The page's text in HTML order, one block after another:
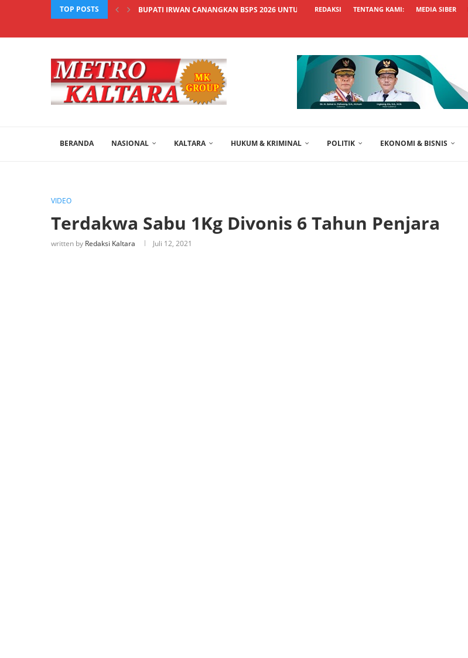
TOP POSTS BUPATI IRWAN CANANGKAN BSPS 2026 UNTUK WUJUDKAN HUNIAN...
REDAKSI TENTANG KAMI: MEDIA SIBER
BERANDA NASIONAL KALTARA HUKUM & KRIMINAL POLITIK EKONOMI & BISNIS
VIDEO
Terdakwa Sabu 1Kg Divonis 6 Tahun Penjara
written by Redaksi Kaltara Juli 12, 2021